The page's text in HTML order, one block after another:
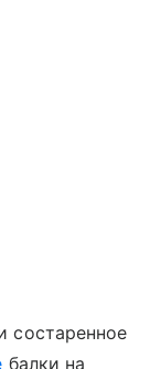
состаренное
балки на